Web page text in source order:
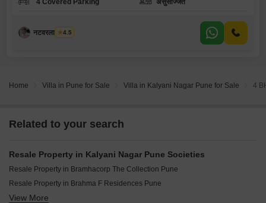
4 Covered Parking
असुसज्जित
नटवरलाल परमर
4.5
Home Villa in Pune for Sale Villa in Kalyani Nagar Pune for Sale 4
Related to your search
Resale Property in Kalyani Nagar Pune Societies
Resale Property in Bramhacorp The Collection Pune
Resale Property in Brahma F Residences Pune
Resale Property in Lunkad Skylounge Pune
View More